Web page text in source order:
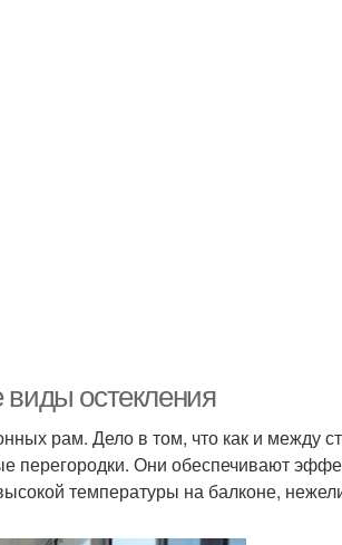
остекления
рам. Дело в том, что как и между
перегородки. Они обеспечивают
температуры на балконе,